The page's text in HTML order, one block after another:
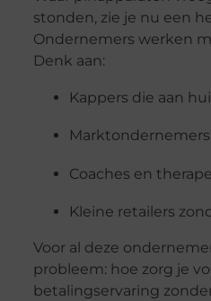
stonden, zie je nu een
Ondernemers werken
Denk aan:
Kappers die aan
Marktondernemers
Coaches en
Kleine retailers
Voor al deze
probleem: hoe zorg je
betalingservaring